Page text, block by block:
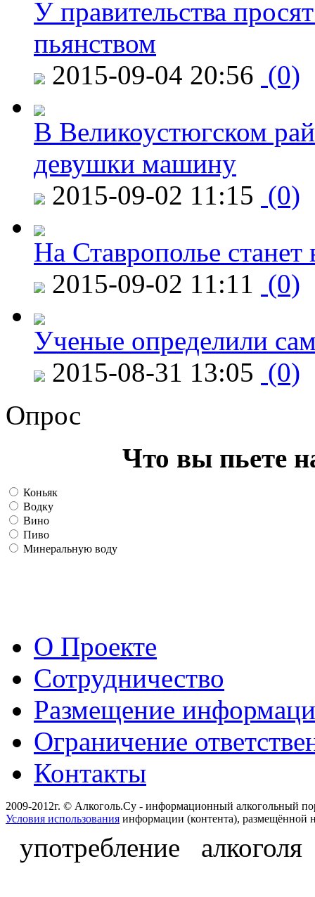
У правительства
пьянством
2015-09-04 20:56 (0)
В Великоустюгском
девушки машину
2015-09-02 11:15 (0)
На Ставрополье
2015-09-02 11:11 (0)
Ученые определили
2015-08-31 13:05 (0)
Опрос
Что вы пьете
Коньяк
Водку
Вино
Пиво
Минеральную воду
О Проекте
Сотрудничество
Размещение
Ограничение
Контакты
2009-2012г. © Алкоголь.Су - информационный алкогольный
Условия использования информации (контента), размещённой
употребление